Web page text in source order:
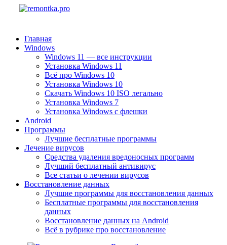
Главная
Windows
Windows 11 — все инструкции
Установка Windows 11
Всё про Windows 10
Установка Windows 10
Скачать Windows 10 ISO легально
Установка Windows 7
Установка Windows с флешки
Android
Программы
Лучшие бесплатные программы
Лечение вирусов
Средства удаления вредоносных программ
Лучший бесплатный антивирус
Все статьи о лечении вирусов
Восстановление данных
Лучшие программы для восстановления данных
Бесплатные программы для восстановления
данных
Восстановление данных на Android
Всё в рубрике про восстановление